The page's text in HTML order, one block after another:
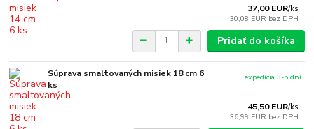
37,00 EUR/ks
30,08 EUR bez DPH
Pridať do košíka
Súprava smaltovaných misiek 18 cm 6
ks
45,50 EUR/ks
36,99 EUR bez DPH
expedícia 3-5 dní